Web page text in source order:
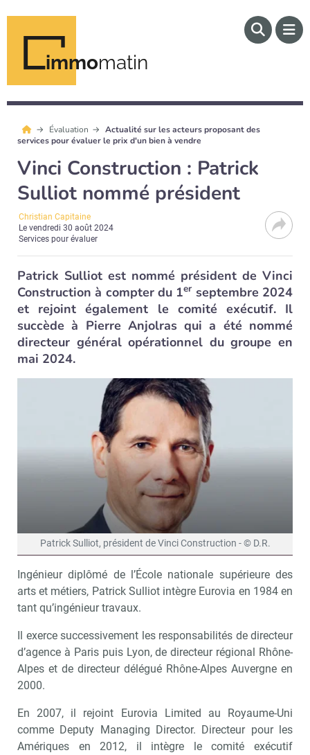
immomatin
Évaluation
Actualité sur les acteurs proposant des
services pour évaluer le prix d'un bien à vendre
Vinci Construction : Patrick
Sulliot nommé président
Christian Capitaine
Levendredi 30 août 2024
Services pour évaluer
Patrick Sulliot est nommé président de Vinci
Construction à compter du 1er septembre 2024
et rejoint également le comité exécutif. Il
succède à Pierre Anjolras qui a été nommé
directeur général opérationnel du groupe en
mai 2024.
Patrick Sulliot, président de Vinci Construction - © D.R.
Ingénieur diplômé de l’École nationale supérieure des
arts et métiers, Patrick Sulliot intègre Eurovia en 1984 en
tant qu’ingénieur travaux.
Il exerce successivement les responsabilités de directeur
d’agence à Paris puis Lyon, de directeur régional Rhône-
Alpes et de directeur délégué Rhône-Alpes Auvergne en
2000.
En 2007, il rejoint Eurovia Limited au Royaume-Uni
comme Deputy Managing Director. Directeur pour les
Amériques en 2012, il intègre le comité exécutif